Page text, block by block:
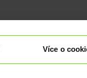
Více o